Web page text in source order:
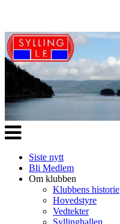
Veksle
navigasjon
Siste nytt
Bli Medlem
Om klubben
Klubbens historie
Hovedstyre
Vedtekter
Syllinghallen